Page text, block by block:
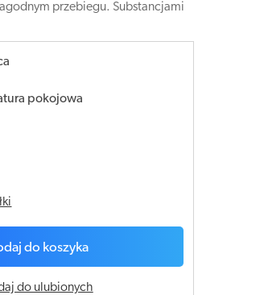
przebiegu. Substancjami
pokojowa
do koszyka
do ulubionych